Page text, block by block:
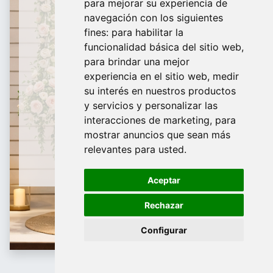
para mejorar su experiencia de
navegación con los siguientes
fines: para habilitar la
funcionalidad básica del sitio web,
para brindar una mejor
experiencia en el sitio web, medir
su interés en nuestros productos
y servicios y personalizar las
interacciones de marketing, para
mostrar anuncios que sean más
relevantes para usted.
Aceptar
Rechazar
Configurar
De domingo a Viernes
¿Te ayudamos?
688 097 373​
info@tridecor.net
Contáctanos
Schaufensterpuppen und Büsten